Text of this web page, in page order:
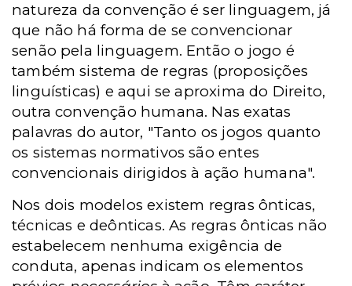
natureza da convenção é ser linguagem, já
que não há forma de se convencionar
senão pela linguagem. Então o jogo é
também sistema de regras (proposições
linguísticas) e aqui se aproxima do Direito,
outra convenção humana. Nas exatas
palavras do autor, "Tanto os jogos quanto
os sistemas normativos são entes
convencionais dirigidos à ação humana".
Nos dois modelos existem regras ônticas,
técnicas e deônticas. As regras ônticas não
estabelecem nenhuma exigência de
conduta, apenas indicam os elementos